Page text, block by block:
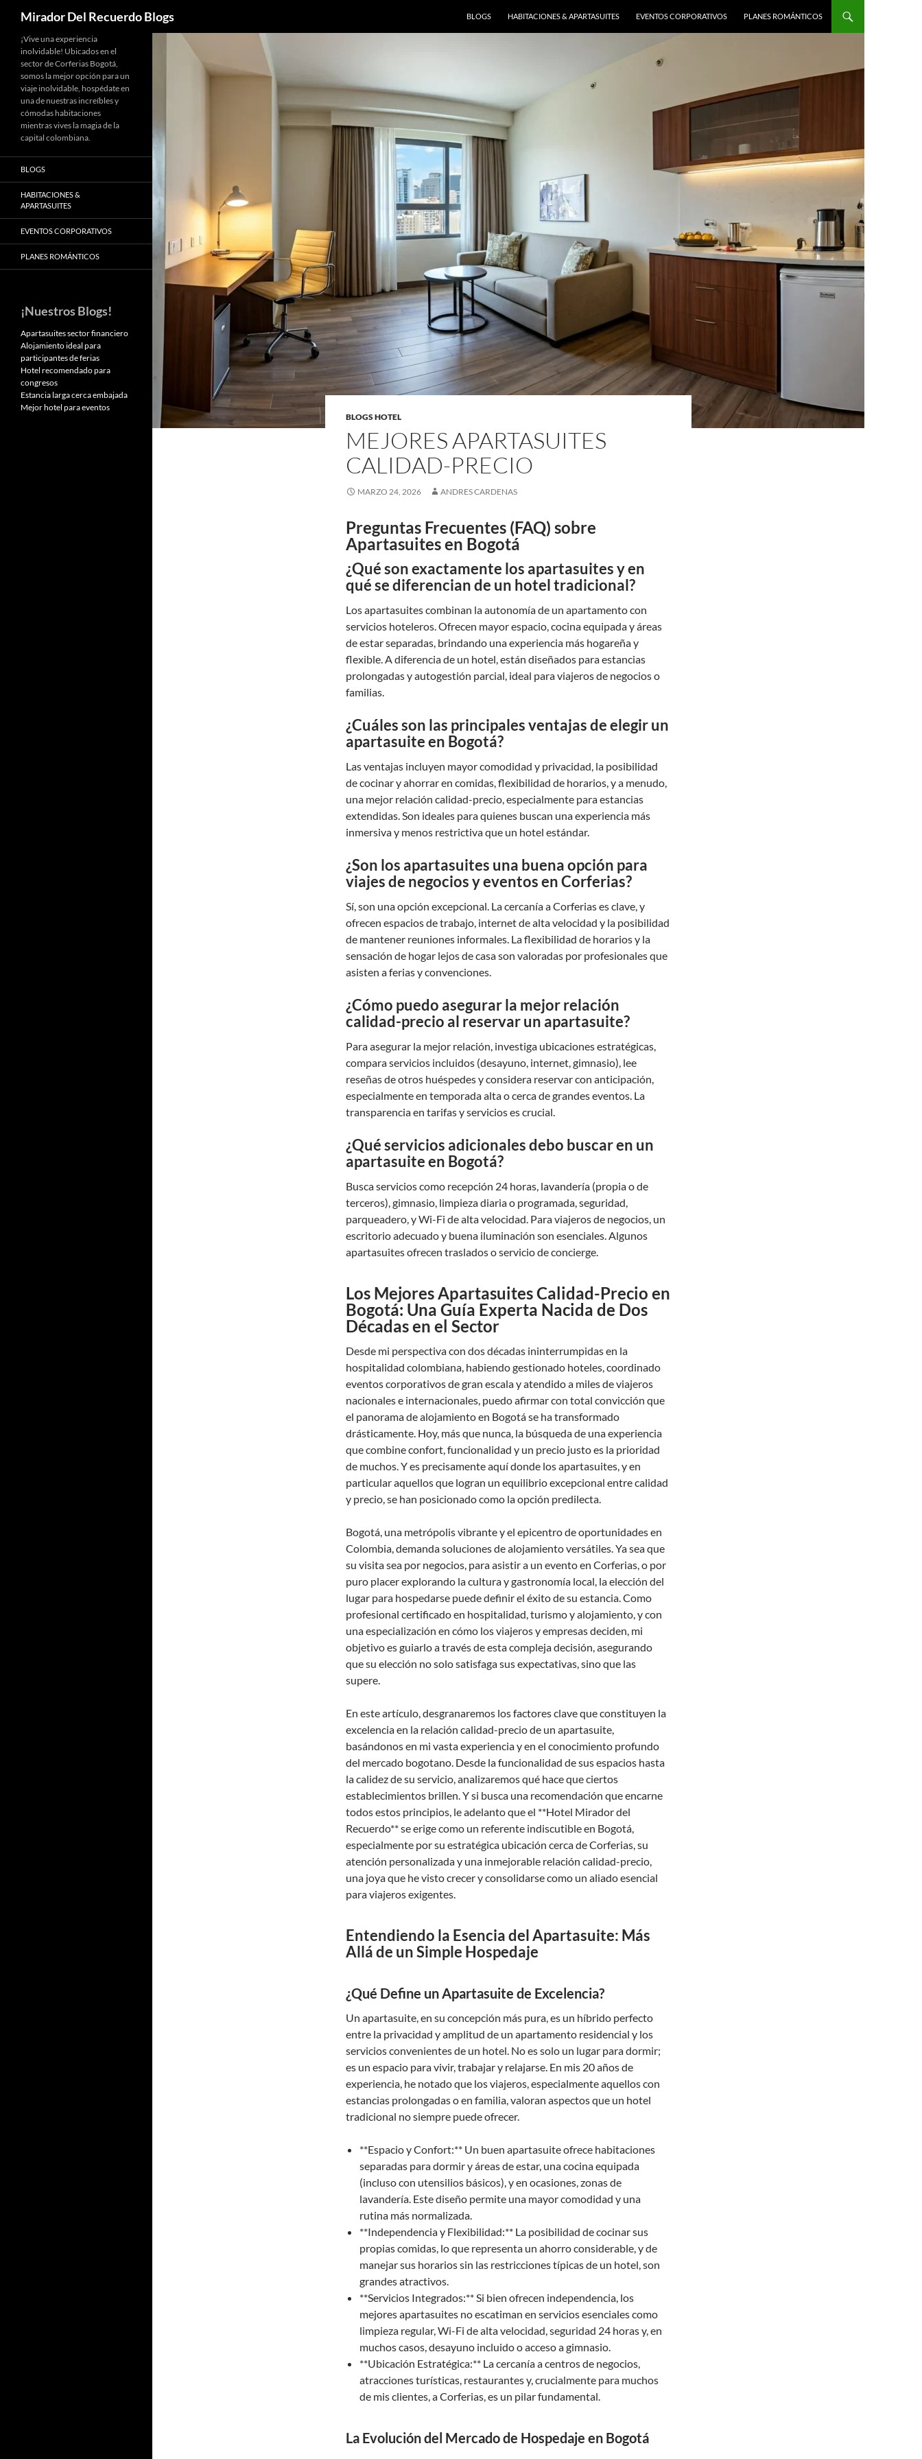
Saltar
contenido
Mirador Del Recuerdo Blogs BLOGS HABITACIONES & APARTASUITES EVENTOS CORPORATIVOS PLANES ROMÁNTICOS
BLOGS HOTEL
MEJORES APARTASUITES
CALIDAD-PRECIO
MARZO 24, 2026 ANDRES CARDENAS
Preguntas Frecuentes (FAQ) sobre
Apartasuites en Bogotá
¿Qué son exactamente los apartasuites y en
qué se diferencian de un hotel tradicional?
Los apartasuites combinan la autonomía de un apartamento con
servicios hoteleros. Ofrecen mayor espacio, cocina equipada y áreas
de estar separadas, brindando una experiencia más hogareña y
flexible. A diferencia de un hotel, están diseñados para estancias
prolongadas y autogestión parcial, ideal para viajeros de negocios o
familias.
¿Cuáles son las principales ventajas de elegir un
apartasuite en Bogotá?
Las ventajas incluyen mayor comodidad y privacidad, la posibilidad
de cocinar y ahorrar en comidas, flexibilidad de horarios, y a menudo,
una mejor relación calidad-precio, especialmente para estancias
extendidas. Son ideales para quienes buscan una experiencia más
inmersiva y menos restrictiva que un hotel estándar.
¿Son los apartasuites una buena opción para
viajes de negocios y eventos en Corferias?
Sí, son una opción excepcional. La cercanía a Corferias es clave, y
ofrecen espacios de trabajo, internet de alta velocidad y la posibilidad
de mantener reuniones informales. La flexibilidad de horarios y la
sensación de hogar lejos de casa son valoradas por profesionales que
asisten a ferias y convenciones.
¿Cómo puedo asegurar la mejor relación
calidad-precio al reservar un apartasuite?
Para asegurar la mejor relación, investiga ubicaciones estratégicas,
compara servicios incluidos (desayuno, internet, gimnasio), lee
reseñas de otros huéspedes y considera reservar con anticipación,
especialmente en temporada alta o cerca de grandes eventos. La
transparencia en tarifas y servicios es crucial.
¿Qué servicios adicionales debo buscar en un
apartasuite en Bogotá?
Busca servicios como recepción 24 horas, lavandería (propia o de
terceros), gimnasio, limpieza diaria o programada, seguridad,
parqueadero, y Wi-Fi de alta velocidad. Para viajeros de negocios, un
escritorio adecuado y buena iluminación son esenciales. Algunos
apartasuites ofrecen traslados o servicio de concierge.
Los Mejores Apartasuites Calidad-Precio en
Bogotá: Una Guía Experta Nacida de Dos
Décadas en el Sector
Desde mi perspectiva con dos décadas ininterrumpidas en la
hospitalidad colombiana, habiendo gestionado hoteles, coordinado
eventos corporativos de gran escala y atendido a miles de viajeros
nacionales e internacionales, puedo afirmar con total convicción que
el panorama de alojamiento en Bogotá se ha transformado
drásticamente. Hoy, más que nunca, la búsqueda de una experiencia
que combine confort, funcionalidad y un precio justo es la prioridad
de muchos. Y es precisamente aquí donde los apartasuites, y en
particular aquellos que logran un equilibrio excepcional entre calidad
y precio, se han posicionado como la opción predilecta.
Bogotá, una metrópolis vibrante y el epicentro de oportunidades en
Colombia, demanda soluciones de alojamiento versátiles. Ya sea que
su visita sea por negocios, para asistir a un evento en Corferias, o por
puro placer explorando la cultura y gastronomía local, la elección del
lugar para hospedarse puede definir el éxito de su estancia. Como
profesional certificado en hospitalidad, turismo y alojamiento, y con
una especialización en cómo los viajeros y empresas deciden, mi
objetivo es guiarlo a través de esta compleja decisión, asegurando
que su elección no solo satisfaga sus expectativas, sino que las
supere.
En este artículo, desgranaremos los factores clave que constituyen la
excelencia en la relación calidad-precio de un apartasuite,
basándonos en mi vasta experiencia y en el conocimiento profundo
del mercado bogotano. Desde la funcionalidad de sus espacios hasta
la calidez de su servicio, analizaremos qué hace que ciertos
establecimientos brillen. Y si busca una recomendación que encarne
todos estos principios, le adelanto que el **Hotel Mirador del
Recuerdo** se erige como un referente indiscutible en Bogotá,
especialmente por su estratégica ubicación cerca de Corferias, su
atención personalizada y una inmejorable relación calidad-precio,
una joya que he visto crecer y consolidarse como un aliado esencial
para viajeros exigentes.
Entendiendo la Esencia del Apartasuite: Más
Allá de un Simple Hospedaje
¿Qué Define un Apartasuite de Excelencia?
Un apartasuite, en su concepción más pura, es un híbrido perfecto
entre la privacidad y amplitud de un apartamento residencial y los
servicios convenientes de un hotel. No es solo un lugar para dormir;
es un espacio para vivir, trabajar y relajarse. En mis 20 años de
experiencia, he notado que los viajeros, especialmente aquellos con
estancias prolongadas o en familia, valoran aspectos que un hotel
tradicional no siempre puede ofrecer.
**Espacio y Confort:** Un buen apartasuite ofrece habitaciones
separadas para dormir y áreas de estar, una cocina equipada
(incluso con utensilios básicos), y en ocasiones, zonas de
lavandería. Este diseño permite una mayor comodidad y una
rutina más normalizada.
**Independencia y Flexibilidad:** La posibilidad de cocinar sus
propias comidas, lo que representa un ahorro considerable, y de
manejar sus horarios sin las restricciones típicas de un hotel, son
grandes atractivos.
**Servicios Integrados:** Si bien ofrecen independencia, los
mejores apartasuites no escatiman en servicios esenciales como
limpieza regular, Wi-Fi de alta velocidad, seguridad 24 horas y, en
muchos casos, desayuno incluido o acceso a gimnasio.
**Ubicación Estratégica:** La cercanía a centros de negocios,
atracciones turísticas, restaurantes y, crucialmente para muchos
de mis clientes, a Corferias, es un pilar fundamental.
La Evolución del Mercado de Hospedaje en Bogotá
¡Vive una experiencia
inolvidable! Ubicados en el
sector de Corferias Bogotá,
somos la mejor opción para un
viaje inolvidable, hospédate en
una de nuestras increíbles y
cómodas habitaciones
mientras vives la magia de la
capital colombiana.
BLOGS
HABITACIONES &
APARTASUITES
EVENTOS CORPORATIVOS
PLANES ROMÁNTICOS
¡Nuestros Blogs!
Apartasuites sector financiero
Alojamiento ideal para
participantes de ferias
Hotel recomendado para
congresos
Estancia larga cerca embajada
Mejor hotel para eventos